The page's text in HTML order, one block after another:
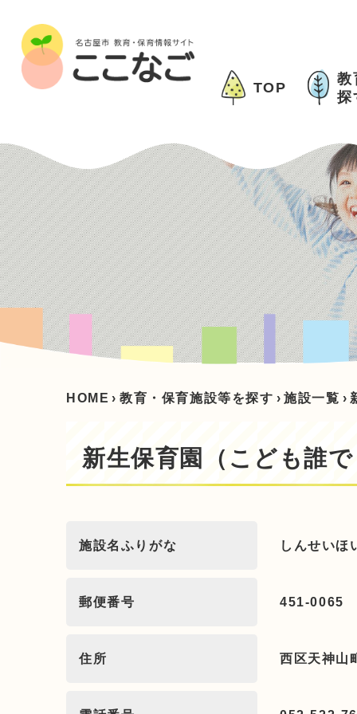
TOP
教
探
新生保育園（こども誰
HOME › 教育・保育施設等を探す › 施設一覧 ›
施設名ふりがな しんせいほ
郵便番号 451-0065
住所 西区天神山